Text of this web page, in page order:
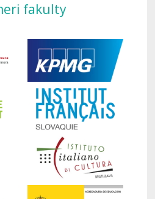
fakulty